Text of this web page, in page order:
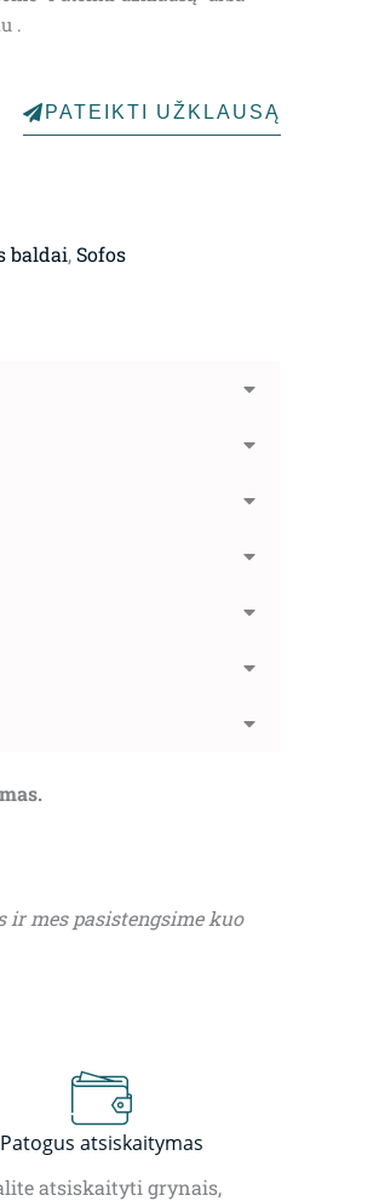
.
PATEIKTI UŽKLAUSĄ
baldai,Sofos
mes pasistengsime kuo
Patogus atsiskaitymas
atsiskaityti grynais,